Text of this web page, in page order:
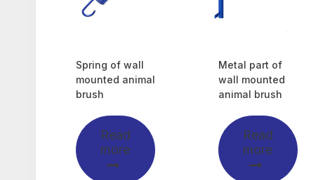
Spring of wall
mounted animal
brush
Read
more
Metal part of
wall mounted
animal brush
Read
more